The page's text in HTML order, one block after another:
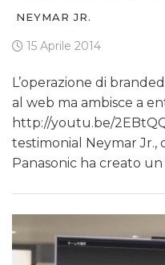
NEYMAR JR.
15 Aprile 2014
L’operazione di
al web ma ambisce a
http://youtu.be/
testimonial Neymar Jr.,
Panasonic ha creato